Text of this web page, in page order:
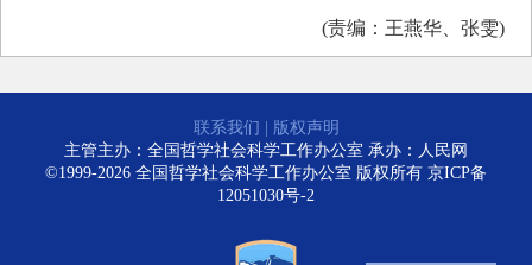
(责编：王燕华、张雯)
联系我们
版权声明
主管主办：全国哲学社会科学工作办公室 承办：人民网
©1999-2026 全国哲学社会科学工作办公室 版权所有 京ICP备
12051030号-2